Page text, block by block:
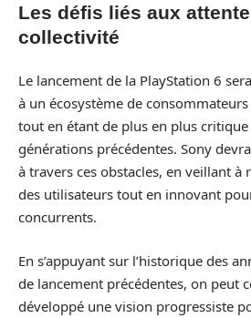
Les défis liés aux
collectivité
Le lancement de la PlayStation 6
à un écosystème de
tout en étant de plus en plus critique
générations précédentes. Sony
à travers ces obstacles, en veillant à
des utilisateurs tout en innovant
concurrents.
En s’appuyant sur l’historique des
de lancement précédentes, on peut
développé une vision progressiste